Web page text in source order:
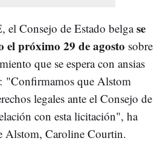
el Consejo de Estado belgase
el próximo 29 de agosto sobre
que se espera con ansias
"Confirmamos que Alstom
legales ante el Consejo de
con esta licitación", ha
Alstom, Caroline Courtin.